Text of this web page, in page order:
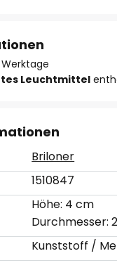
Leuchtmittel
Briloner
1510847
Höhe: 4 cm
Durchmesser:
Kunststoff /